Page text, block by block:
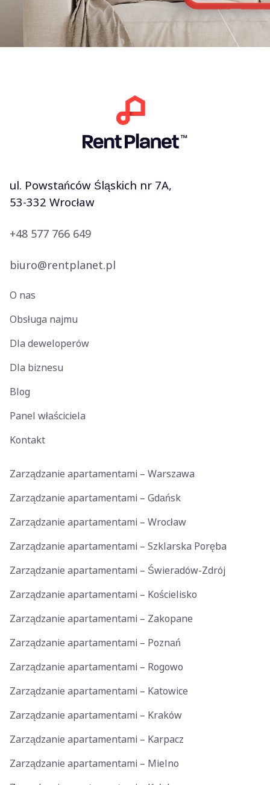
ul. Powstańców Śląskich nr 7A,
53-332 Wrocław
+48 577 766 649
biuro@rentplanet.pl
O nas
Obsługa najmu
Dla deweloperów
Dla biznesu
Blog
Panel właściciela
Kontakt
Zarządzanie apartamentami – Warszawa
Zarządzanie apartamentami – Gdańsk
Zarządzanie apartamentami – Wrocław
Zarządzanie apartamentami – Szklarska Poręba
Zarządzanie apartamentami – Świeradów-Zdrój
Zarządzanie apartamentami – Kościelisko
Zarządzanie apartamentami – Zakopane
Zarządzanie apartamentami – Poznań
Zarządzanie apartamentami – Rogowo
Zarządzanie apartamentami – Katowice
Zarządzanie apartamentami – Kraków
Zarządzanie apartamentami – Karpacz
Zarządzanie apartamentami – Mielno